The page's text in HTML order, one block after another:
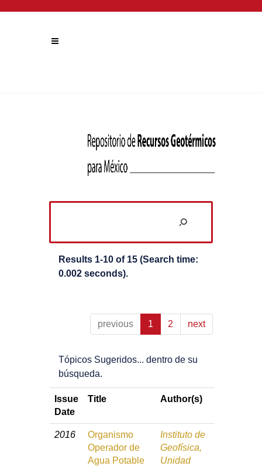
Results 1-10 of 15 (Search time:
0.002 seconds).
previous 1 2 next
Tópicos Sugeridos... dentro de su
búsqueda.
Issue
Date
Title Author(s)
2016
Organismo
Operador de
Agua Potable
Instituto de
Geofísica,
Unidad